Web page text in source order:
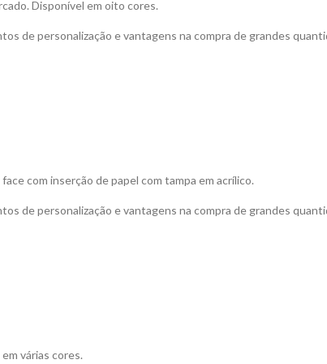
Disponível em oito cores.
de personalização e vantagens na compra de grandes
com inserção de papel com tampa em acrílico.
de personalização e vantagens na compra de grandes
várias cores.